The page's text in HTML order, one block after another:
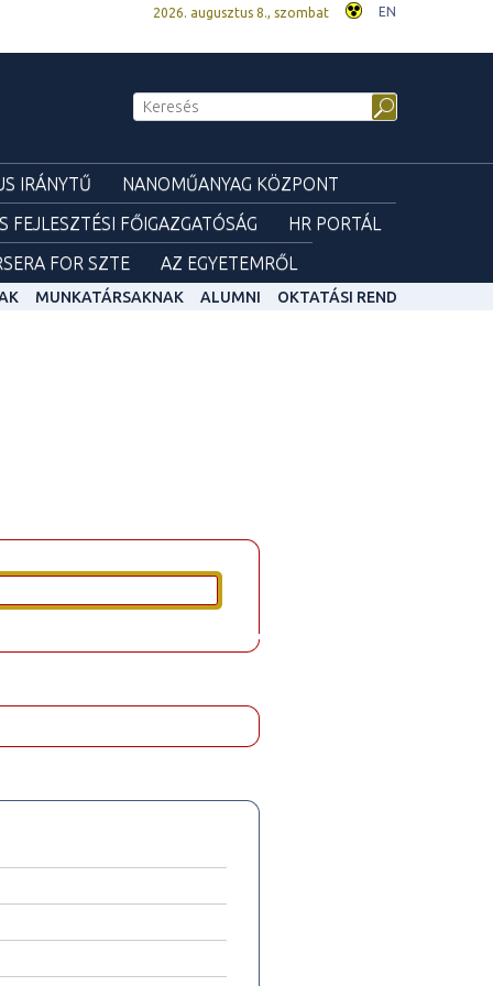
2026. augusztus 8., szombat EN
IRÁNYTŰ
NANOMŰANYAG KÖZPONT
FEJLESZTÉSI FŐIGAZGATÓSÁG
HR PORTÁL
FOR SZTE
AZ EGYETEMRŐL
MUNKATÁRSAKNAK ALUMNI OKTATÁSI REND